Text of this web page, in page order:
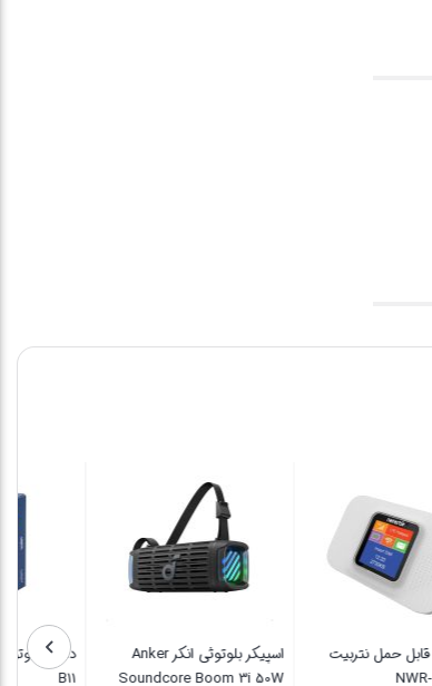
مودم LTE قابل حمل نتربیت
مدل NWR-940X
اسپیکر بلوتوثی انکر Anker
Soundcore Boom 3i 50W